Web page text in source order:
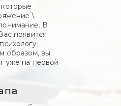
\
В
появится
образом, вы
уже на первой